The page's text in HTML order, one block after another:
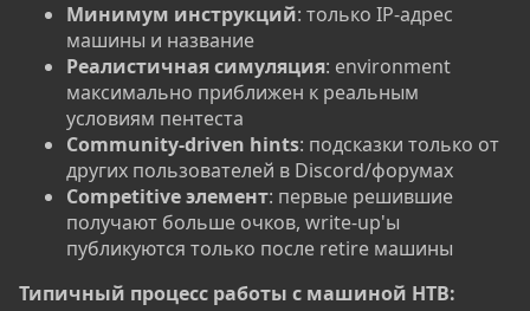
Минимум инструкций: только IP-адрес
машины и название
Реалистичная симуляция: environment
максимально приближен к реальным
условиям пентеста
Community-driven hints: подсказки только от
других пользователей в Discord/форумах
Competitive элемент: первые решившие
получают больше очков, write-up'ы
публикуются только после retire машины
Типичный процесс работы с машиной HTB:​